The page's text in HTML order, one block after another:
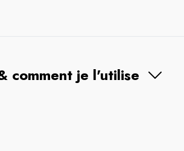
comment je l'utilise